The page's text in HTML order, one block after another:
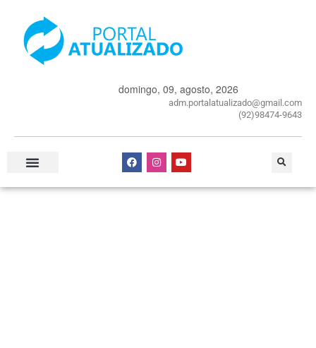
domingo, 09, agosto, 2026
adm.portalatualizado@gmail.com
(92)98474-9643